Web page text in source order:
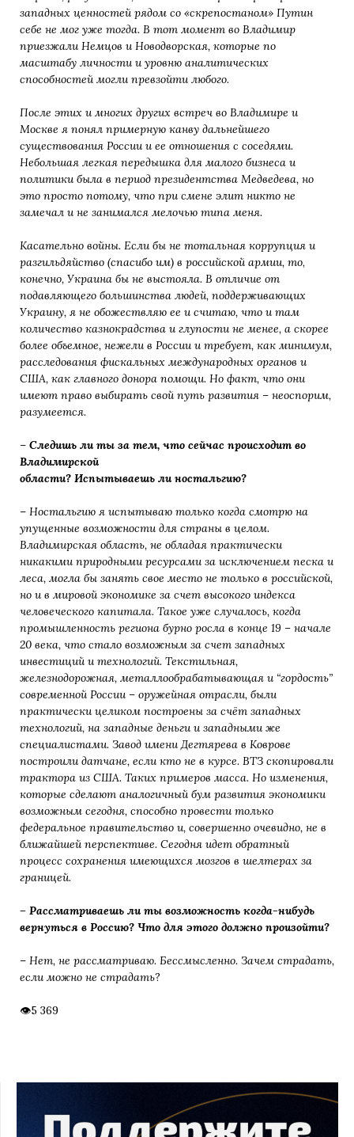
западных ценностей рядом со «скрепостаном» Путин
себе не мог уже тогда. В тот момент во Владимир
приезжали Немцов и Новодворская, которые по
масштабу личности и уровню аналитических
способностей могли превзойти любого.
После этих и многих других встреч во Владимире и
Москве я понял примерную канву дальнейшего
существования России и ее отношения с соседями.
Небольшая легкая передышка для малого бизнеса и
политики была в период президентства Медведева, но
это просто потому, что при смене элит никто не
замечал и не занимался мелочью типа меня.
Касательно войны. Если бы не тотальная коррупция и
разгильдяйство (спасибо им) в российской армии, то,
конечно, Украина бы не выстояла. В отличие от
подавляющего большинства людей, поддерживающих
Украину, я не обожествляю ее и считаю, что и там
количество казнокрадства и глупости не менее, а скорее
более объемное, нежели в России и требует, как минимум,
расследования фискальных международных органов и
США, как главного донора помощи. Но факт, что они
имеют право выбирать свой путь развития – неоспорим,
разумеется.
– Следишь ли ты за тем, что сейчас происходит во
Владимирской
области? Испытываешь ли ностальгию?
– Ностальгию я испытываю только когда смотрю на
упущенные возможности для страны в целом.
Владимирская область, не обладая практически
никакими природными ресурсами за исключением песка и
леса, могла бы занять свое место не только в российской,
но и в мировой экономике за счет высокого индекса
человеческого капитала. Такое уже случалось, когда
промышленность региона бурно росла в конце 19 – начале
20 века, что стало возможным за счет западных
инвестиций и технологий. Текстильная,
железнодорожная, металлообрабатывающая и “гордость”
современной России – оружейная отрасли, были
практически целиком построены за счёт западных
технологий, на западные деньги и западными же
специалистами. Завод имениДегтярева в Коврове
построили датчане, если кто не в курсе. ВТЗ скопировали
трактора из США. Таких примеров масса. Но изменения,
которые сделают аналогичный бум развития экономики
возможным сегодня, способно провести только
федеральное правительство и, совершенно очевидно, не в
ближайшейперспективе. Сегодня идет обратный
процесс сохранения имеющихся мозгов в шелтерах за
границей.
– Рассматриваешь ли ты возможность когда-нибудь
вернуться в Россию? Что для этого должно произойти?
– Нет, не рассматриваю. Бессмысленно. Зачем страдать,
если можно не страдать?
5 369